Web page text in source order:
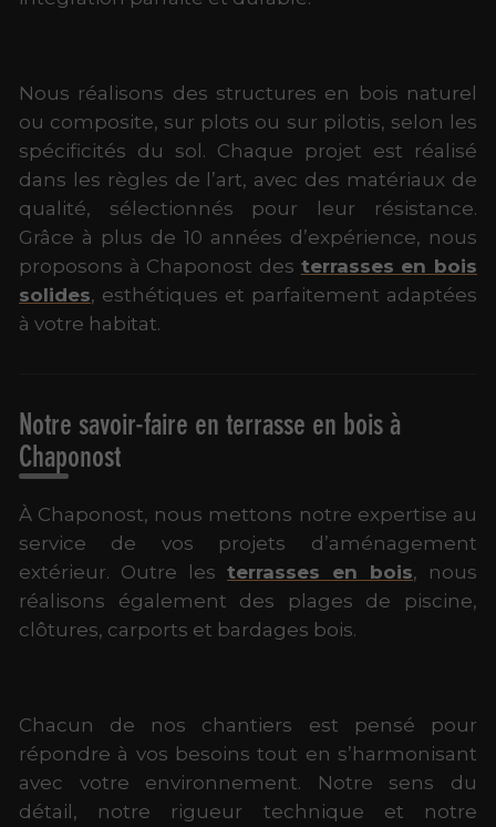
Nous réalisons des structures en bois naturel
ou composite, sur plots ou sur pilotis, selon les
spécificités du sol. Chaque projet est réalisé
dans les règles de l’art, avec des matériaux de
qualité, sélectionnés pour leur résistance.
Grâce à plus de 10 années d’expérience, nous
proposons à Chaponost des terrasses en bois
solides, esthétiques et parfaitement adaptées
à votre habitat.
Notre savoir-faire en terrasse en bois à
Chaponost
À Chaponost, nous mettons notre expertise au
service de vos projets d’aménagement
extérieur. Outre les terrasses en bois, nous
réalisons également des plages de piscine,
clôtures, carports et bardages bois.
Chacun de nos chantiers est pensé pour
répondre à vos besoins tout en s’harmonisant
avec votre environnement. Notre sens du
détail, notre rigueur technique et notre